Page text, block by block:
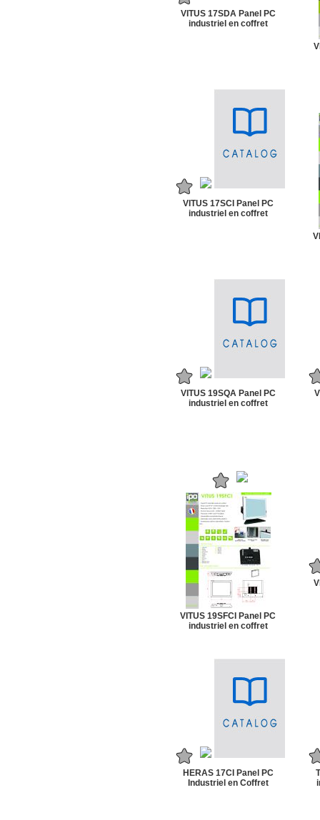
VITUS 17SDA Panel PC
industriel en coffret
VITUS 17SCI Panel PC
industriel en coffret
VITUS 19SQA Panel PC
industriel en coffret
VITUS 19SFCI Panel PC
industriel en coffret
HERAS 17CI Panel PC
Industriel en Coffret